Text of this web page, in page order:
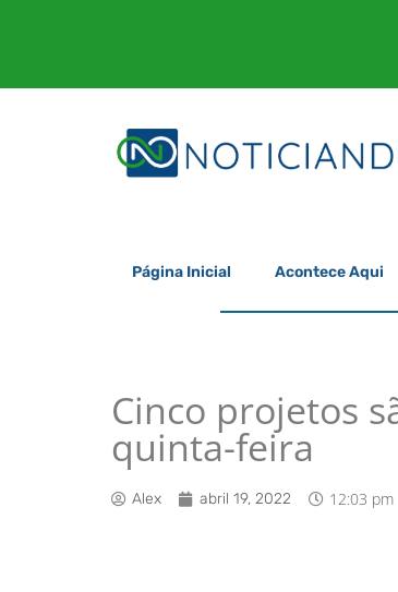
Página Inicial Acontece Aqui
Cinco projetos
quinta-feira
Alex abril 19, 2022 12:03 pm